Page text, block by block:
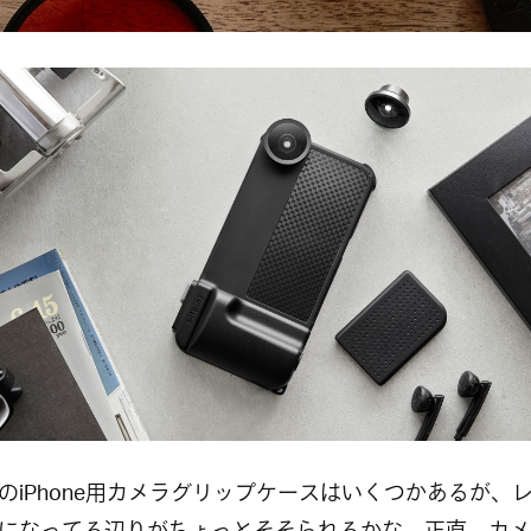
iPhone用カメラグリップケースはいくつかあるが、